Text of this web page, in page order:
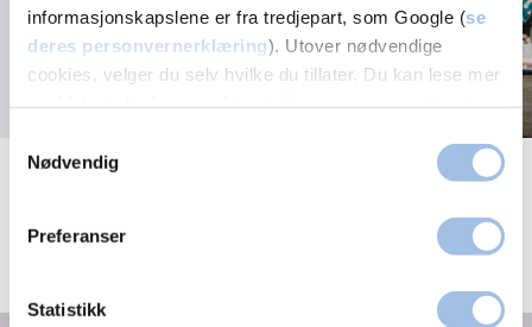
informasjonskapslene er fra tredjepart, som Google (se
deres personvernerklæring). Utover nødvendige
cookies, velger du selv hvilke du tillater. Du kan lese mer
Nødvendig
Preferanser
Statistikk
Se alle test-lab-artikler